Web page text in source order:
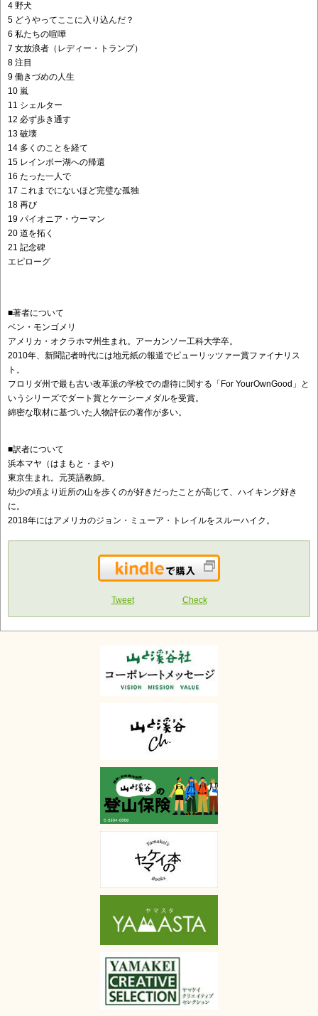
4 野犬
5 どうやってここに入り込んだ？
6 私たちの喧嘩
7 女放浪者（レディー・トランプ）
8 注目
9 働きづめの人生
10 嵐
11 シェルター
12 必ず歩き通す
13 破壊
14 多くのことを経て
15 レインボー湖への帰還
16 たった一人で
17 これまでにないほど完璧な孤独
18 再び
19 パイオニア・ウーマン
20 道を拓く
21 記念碑
エピローグ
■著者について
ベン・モンゴメリ
アメリカ・オクラホマ州生まれ。アーカンソー工科大学卒。
2010年、新聞記者時代には地元紙の報道でピューリッツァー賞ファイナリス
ト。
フロリダ州で最も古い改革派の学校での虐待に関する「For YourOwnGood」と
いうシリーズでダート賞とケーシーメダルを受賞。
綿密な取材に基づいた人物評伝の著作が多い。
■訳者について
浜本マヤ（はまもと・まや）
東京生まれ。元英語教師。
幼少の頃より近所の山を歩くのが好きだったことが高じて、ハイキング好き
に。
2018年にはアメリカのジョン・ミューア・トレイルをスルーハイク。
Kindleで購入
Tweet Check